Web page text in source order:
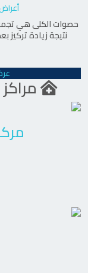
6. الفحوصات التخصصية الأخرى
يقدم المركز
فحص
العظمية
فحوصات
مميزات
يتميز مركز
تجعله من
استخدام أحدث
حصوات الكلى هي
نتيجة زيادة